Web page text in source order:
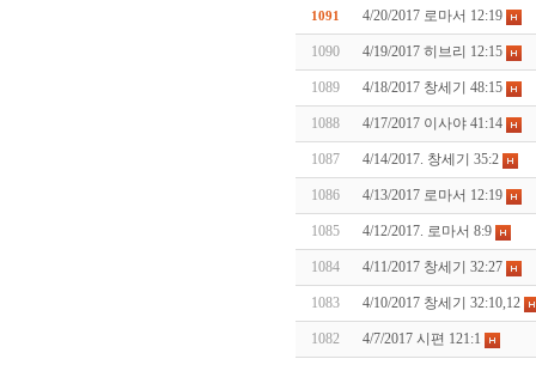
1091 4/20/2017 로마서 12:19
1090 4/19/2017 히브리 12:15
1089 4/18/2017 창세기 48:15
1088 4/17/2017 이사야 41:14
1087 4/14/2017. 창세기 35:2
1086 4/13/2017 로마서 12:19
1085 4/12/2017. 로마서 8:9
1084 4/11/2017 창세기 32:27
1083 4/10/2017 창세기 32:10,12
1082 4/7/2017 시편 121:1